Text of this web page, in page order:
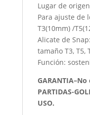
Lugar de
Para ajuste de
T3(10mm) /
Alicate de
tamaño T3, T5,
Función:
GARANTIA–No
PARTIDAS-
USO.